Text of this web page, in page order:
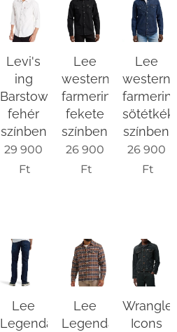
Levi's
ing
Barstow
fehér
színben
29 900
Ft
Lee
western
farmering
fekete
színben
26 900
Ft
Lee
western
sötétkék
színben
26 900
Ft
Lee
Legendary
Lee
Legendary
Wrangler
Icons